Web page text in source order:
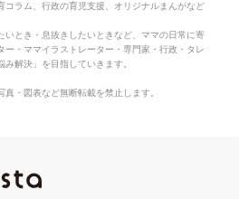
コラム、行政の育児支援、オリジナルまんがなど
いとき・息抜きしたいときなど、ママの日常に寄
ー・ママイラストレーター・専門家・行政・タレ
解決」を目指していきます。
・図表など無断転載を禁止します。